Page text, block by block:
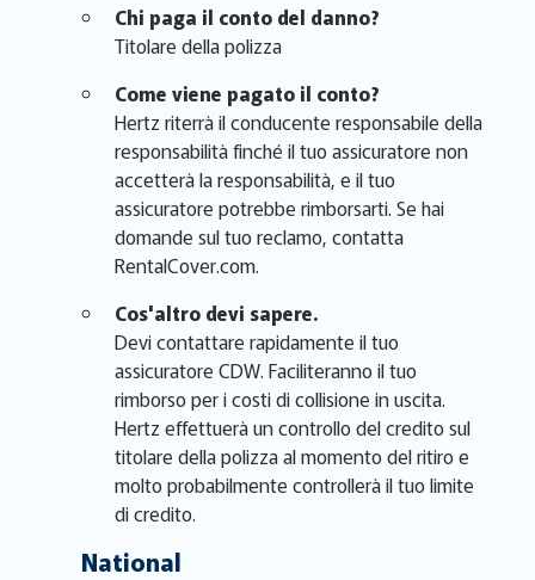
Chi paga il conto del danno?
Titolare della polizza
Come viene pagato il conto?
Hertz riterrà il conducente responsabile della
responsabilità finché il tuo assicuratore non
accetterà la responsabilità, e il tuo
assicuratore potrebbe rimborsarti. Se hai
domande sul tuo reclamo, contatta
RentalCover.com.
Cos'altro devi sapere.
Devi contattare rapidamente il tuo
assicuratore CDW. Faciliteranno il tuo
rimborso per i costi di collisione in uscita.
Hertz effettuerà un controllo del credito sul
titolare della polizza al momento del ritiro e
molto probabilmente controllerà il tuo limite
di credito.
National